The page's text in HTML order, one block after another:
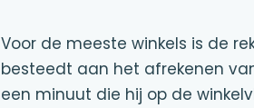
Voor de meeste winkels is de
besteedt aan het afrekenen
een minuut die hij op de